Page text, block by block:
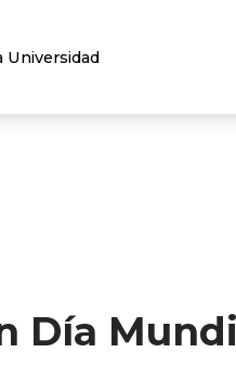
Universidad
Día